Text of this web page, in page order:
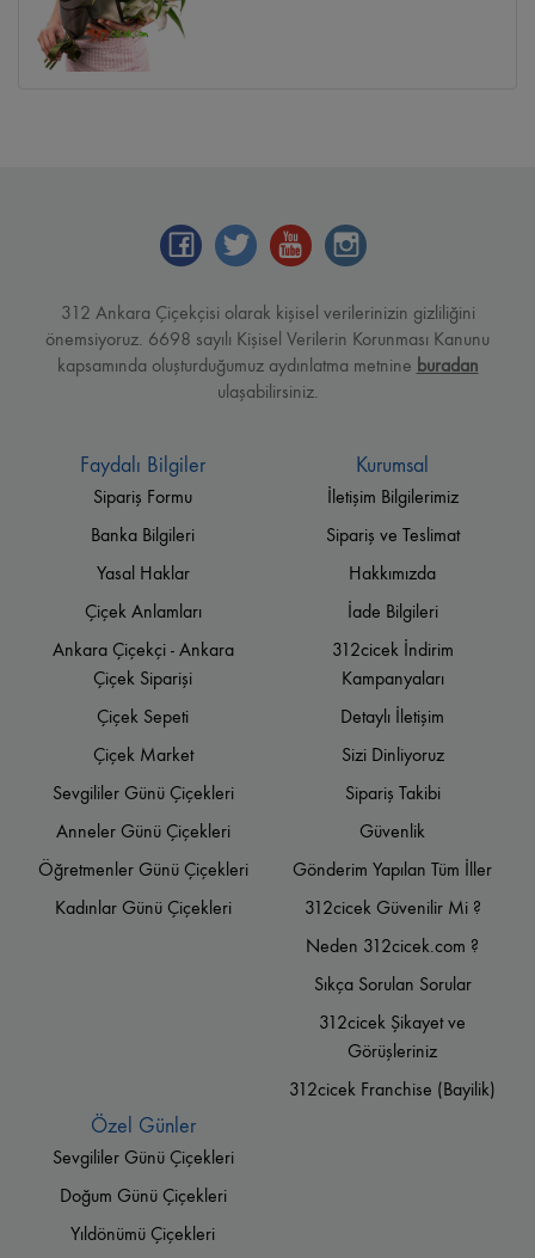
312 Ankara Çiçekçisi olarak kişisel verilerinizin gizliliğini
önemsiyoruz. 6698 sayılı Kişisel Verilerin Korunması Kanunu
kapsamında oluşturduğumuz aydınlatma metnine buradan
ulaşabilirsiniz.
Faydalı Bilgiler
Sipariş Formu
Banka Bilgileri
Yasal Haklar
Çiçek Anlamları
Ankara Çiçekçi - Ankara
Çiçek Siparişi
Çiçek Sepeti
Çiçek Market
Sevgililer Günü Çiçekleri
Anneler Günü Çiçekleri
Öğretmenler Günü Çiçekleri
Kadınlar Günü Çiçekleri
Kurumsal
İletişim Bilgilerimiz
Sipariş ve Teslimat
Hakkımızda
İade Bilgileri
312cicek İndirim
Kampanyaları
Detaylı İletişim
Sizi Dinliyoruz
Sipariş Takibi
Güvenlik
Gönderim Yapılan Tüm İller
312cicek Güvenilir Mi ?
Neden 312cicek.com ?
Sıkça Sorulan Sorular
312cicek Şikayet ve
Görüşleriniz
312cicek Franchise (Bayilik)
Özel Günler
Sevgililer Günü Çiçekleri
Doğum Günü Çiçekleri
Yıldönümü Çiçekleri